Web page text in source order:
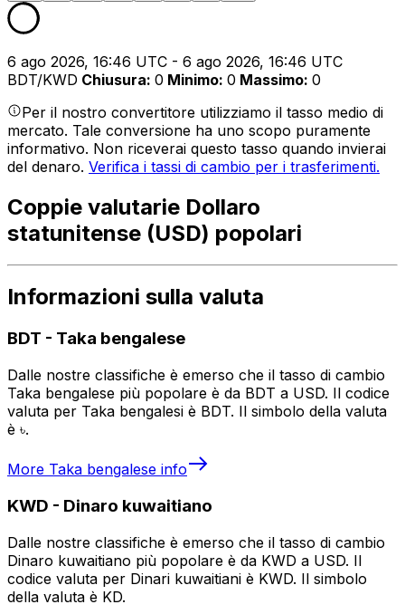
6 ago 2026, 16:46 UTC - 6 ago 2026, 16:46 UTC
BDT/KWD Chiusura: 0 Minimo: 0 Massimo: 0
Per il nostro convertitore utilizziamo il tasso medio di
mercato. Tale conversione ha uno scopo puramente
informativo. Non riceverai questo tasso quando invierai
del denaro. Verifica i tassi di cambio per i trasferimenti.
Coppie valutarie Dollaro
statunitense (USD) popolari
Informazioni sulla valuta
BDT - Taka bengalese
Dalle nostre classifiche è emerso che il tasso di cambio
Taka bengalese più popolare è da BDT a USD. Il codice
valuta per Taka bengalesi è BDT. Il simbolo della valuta
è ৳.
More Taka bengalese info
KWD - Dinaro kuwaitiano
Dalle nostre classifiche è emerso che il tasso di cambio
Dinaro kuwaitiano più popolare è da KWD a USD. Il
codice valuta per Dinari kuwaitiani è KWD. Il simbolo
della valuta è KD.